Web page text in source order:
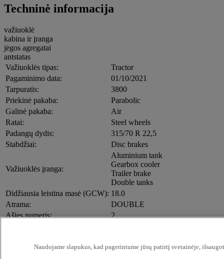
Techninė informacija
važiuoklė
kabina ir įranga
jėgos agregatai
antstatas
Važiuoklės tipas:
Tractor
Pagaminimo data:
01/10/2021
Tarpuratis:
3800
Priekinė pakaba:
Parabolic
Galinė pakaba:
Air
Ratai:
Steel wheels
Padangų dydis:
315/70 R 22,5
Stabdžiai:
Disc brakes
Važiuoklės įranga:
Aluminium tank
Gearbox cooler
Trailer brake
Double tanks
Didžiausia leistina masė (GCW): 18.0
Atrama:
DOUBLE
Ašies numeris:
2
Air condition automatic
Naudojame slapukus, kad pagerintume jūsų patirtį svetainėje,